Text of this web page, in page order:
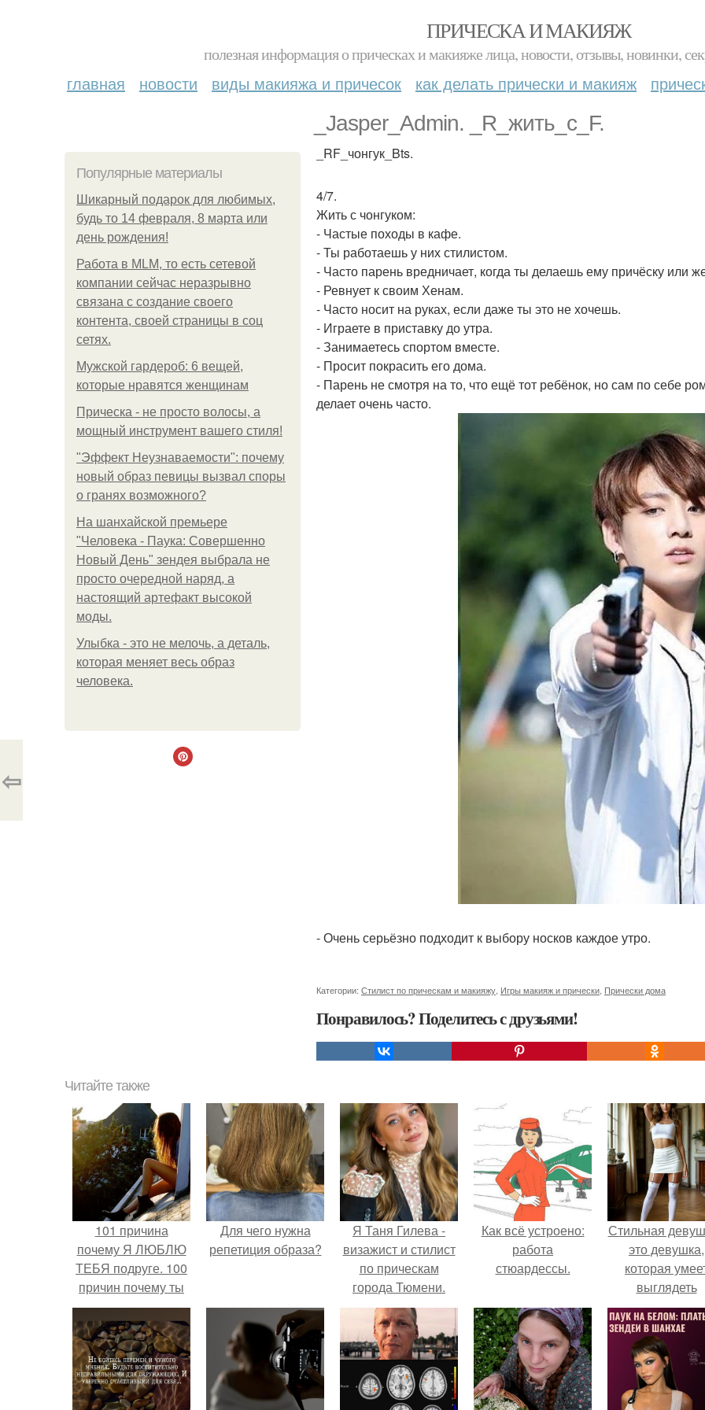
ПРИЧЕСКА И МАКИЯЖ
полезная информация о прическах и макияже лица, новости, отзывы, новинки,
главная новости виды макияжа и причесок как делать прически и макияж
_Jasper_Admin. _R_жить_с_F.
Популярные материалы
Шикарный подарок для любимых,
будь то 14 февраля, 8 марта или
день рождения!
Работа в MLM, то есть сетевой
компании сейчас неразрывно
связана с создание своего
контента, своей страницы в соц
сетях.
Мужской гардероб: 6 вещей,
которые нравятся женщинам
Прическа - не просто волосы, а
мощный инструмент вашего стиля!
"Эффект Неузнаваемости": почему
новый образ певицы вызвал споры
о гранях возможного?
На шанхайской премьере
"Человека - Паука: Совершенно
Новый День" зендея выбрала не
просто очередной наряд, а
настоящий артефакт высокой
моды.
Улыбка - это не мелочь, а деталь,
которая меняет весь образ
человека.
_RF_чонгук_Bts.
4/7.
Жить с чонгуком:
- Частые походы в кафе.
- Ты работаешь у них стилистом.
- Часто парень вредничает, когда ты делаешь ему причёску или
- Ревнует к своим Хенам.
- Часто носит на руках, если даже ты это не хочешь.
- Играете в приставку до утра.
- Занимаетесь спортом вместе.
- Просит покрасить его дома.
- Парень не смотря на то, что ещё тот ребёнок, но сам по себе
делает очень часто.
- Очень серьёзно подходит к выбору носков каждое утро.
Категории: Стилист по прическам и макияжу Игры макияж и прически Прически дома
Понравилось? Поделитесь с друзьями!
⇦
Читайте также
101 причина
почему Я ЛЮБЛЮ
ТЕБЯ подруге. 100
причин почему ты
моя лучшая
подруга.
Для чего нужна
репетиция образа?
Я Таня Гилева -
визажист и стилист
по прическам
города Тюмени.
Как всё устроено:
работа
стюардессы.
Стильная
это девушка,
которая
выглядеть
элегантно в
ситуации.